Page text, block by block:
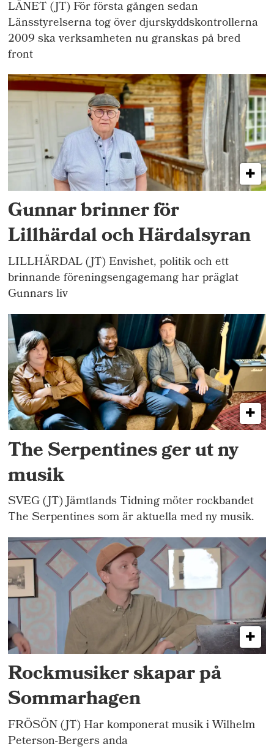
LÄNET (JT) För första gången sedan
Länsstyrelserna tog över djurskyddskontrollerna
2009 ska verksamheten nu granskas på bred
front
Gunnar brinner för
Lillhärdal och Härdalsyran
LILLHÄRDAL (JT) Envishet, politik och ett
brinnande föreningsengagemang har präglat
Gunnars liv
The Serpentines ger ut ny
musik
SVEG (JT) Jämtlands Tidning möter rockbandet
The Serpentines som är aktuella med ny musik.
Rockmusiker skapar på
Sommarhagen
FRÖSÖN (JT) Har komponerat musik i Wilhelm
Peterson-Bergers anda